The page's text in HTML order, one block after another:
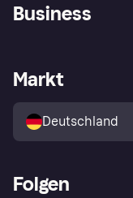
Klarna App
Shops entdecken
Käuferschutzrichtlinie
Business
Händlerportal
Markt
Deutschland
Folgen